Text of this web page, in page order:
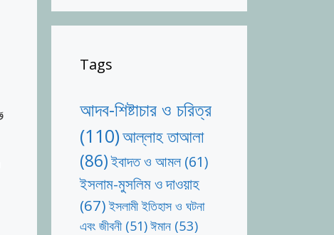
Tags
আদব-শিষ্টাচার ও চরিত্র
(110)আল্লাহ তাআলা
(86)ইবাদত ও আমল(61)
ইসলাম-মুসলিম ও দাওয়াহ
(67) ইসলামী ইতিহাস ও ঘটনা
এবং জীবনী(51)ঈমান (53)